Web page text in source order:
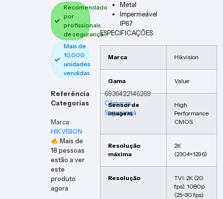
Recomendado
por
profissionais
de segurança
Mais de
10.000
unidades
vendidas
Referência
6936422146269
Categorias
Câmaras,
Segurança
Marca:
HIKVISION
Mais de
18 pessoas
estão a ver
este
produto
agora
Metal
Impermeável
IP67
ESPECIFICAÇÕES
Marca Hikvision
Gama Value
Sensor de
imagem
High
Performance
CMOS
Resolução
máxima
2K
(2304×1296)
Resolução
TVI: 2K (20
fps), 1080p
(25~30 fps)